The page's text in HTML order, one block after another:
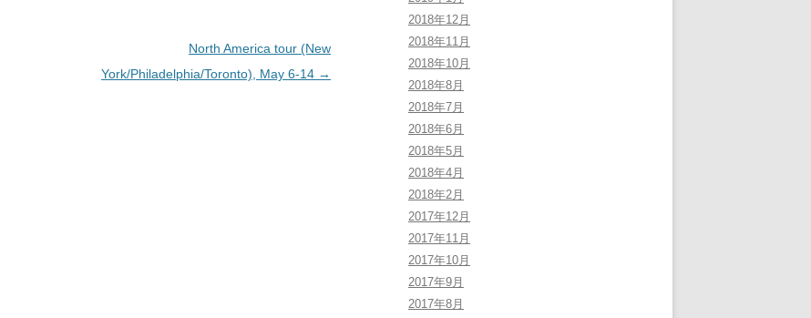
North America tour (New
York/Philadelphia/Toronto), May 6-14 →
2018年12月
2018年11月
2018年10月
2018年8月
2018年7月
2018年6月
2018年5月
2018年4月
2018年2月
2017年12月
2017年11月
2017年10月
2017年9月
2017年8月